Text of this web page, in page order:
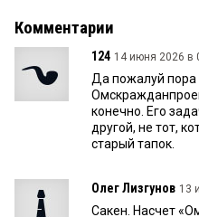
Комментарии
124 14 июня 2026 в
Да пожалуй
конечно. Его
другой, не тот,
старый тапок.
Олег Лизгунов 13
Сакен. Насчет